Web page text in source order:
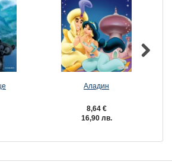
Аладин
8,64 €
16,90 лв.